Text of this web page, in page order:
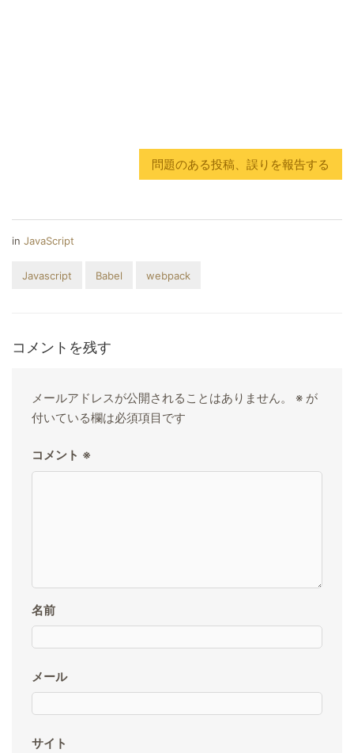
問題のある投稿、誤りを報告する
in JavaScript
Javascript Babel webpack
コメントを残す
メールアドレスが公開されることはありません。 ※ が
付いている欄は必須項目です
コメント ※
名前
メール
サイト